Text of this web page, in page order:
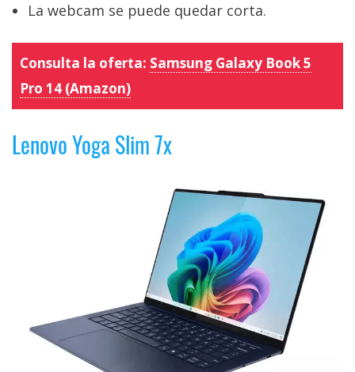
La webcam se puede quedar corta.
Consulta la oferta: Samsung Galaxy Book 5
Pro 14 (Amazon)
Lenovo Yoga Slim 7x